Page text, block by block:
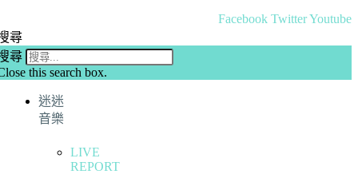
Facebook TwitterYoutube
尋
尋
this search box.
迷迷
音樂
LIVE
REPORT